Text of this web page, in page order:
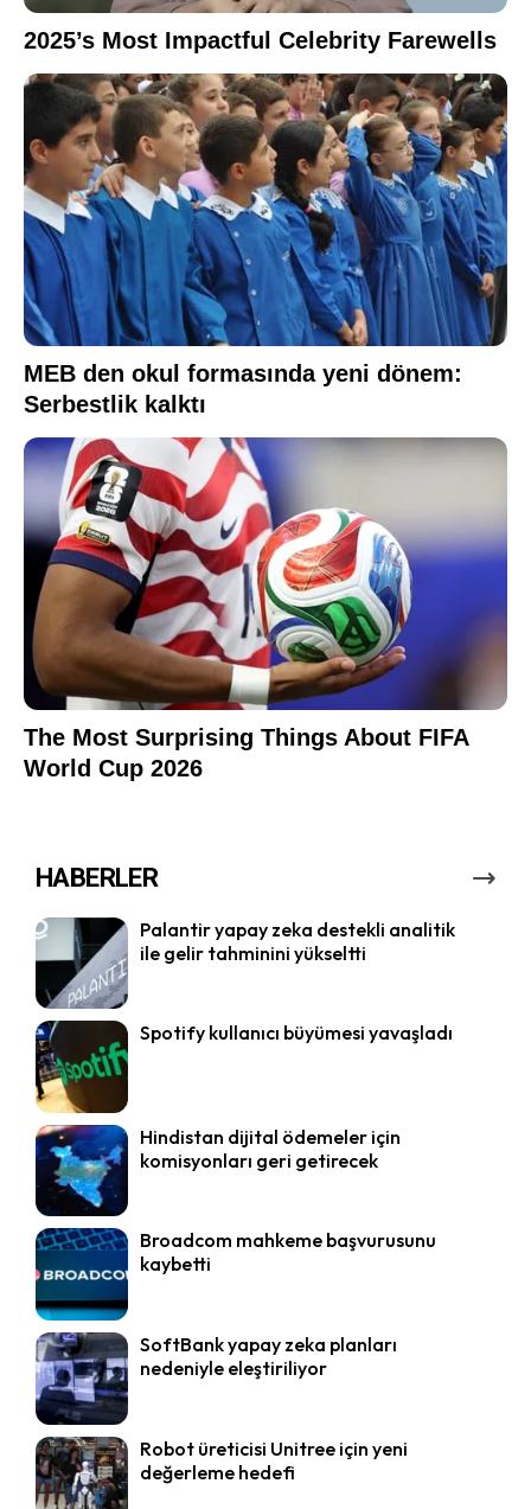
HABERLER
Palantir yapay zeka destekli analitik
ile gelir tahminini yükseltti
Spotify kullanıcı büyümesi yavaşladı
Hindistan dijital ödemeler için
komisyonları geri getirecek
Broadcom mahkeme başvurusunu
kaybetti
SoftBank yapay zeka planları
nedeniyle eleştiriliyor
Robot üreticisi Unitree için yeni
değerleme hedefi